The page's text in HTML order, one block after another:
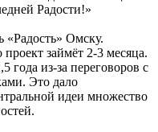
Радости!»
«Радость» Омску.
займёт 2-3 месяца.
года из-за переговоров с
Это дало
идеи множество